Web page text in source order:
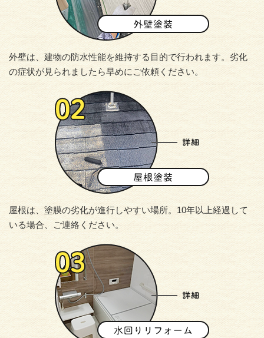
外壁は、建物の防水性能を維持する目的で行われます。劣化
の症状が見られましたら早めにご依頼ください。
屋根は、塗膜の劣化が進行しやすい場所。10年以上経過して
いる場合、ご連絡ください。